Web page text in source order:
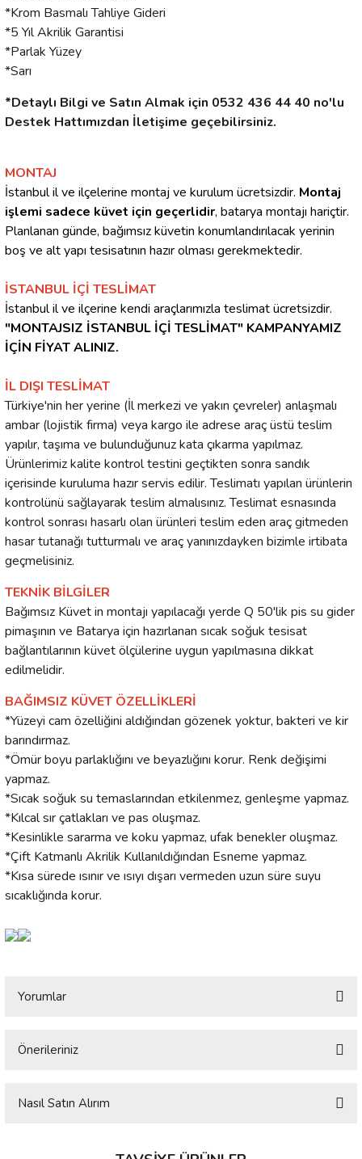
*Krom Basmalı Tahliye Gideri
*5 Yıl Akrilik Garantisi
*Parlak Yüzey
*Sarı
*Detaylı Bilgi ve Satın Almak için 0532 436 44 40 no'lu
Destek Hattımızdan İletişime geçebilirsiniz.
MONTAJ
İstanbul il ve ilçelerine montaj ve kurulum ücretsizdir. Montaj
işlemi sadece küvet için geçerlidir, batarya montajı hariçtir.
Planlanan günde, bağımsız küvetin konumlandırılacak yerinin
boş ve alt yapı tesisatının hazır olması gerekmektedir.
İSTANBUL İÇİ TESLİMAT
İstanbul il ve ilçerine kendi araçlarımızla teslimat ücretsizdir.
"MONTAJSIZ İSTANBUL İÇİ TESLİMAT" KAMPANYAMIZ
İÇİN FİYAT ALINIZ.
İL DIŞI TESLİMAT
Türkiye'nin her yerine (İl merkezi ve yakın çevreler) anlaşmalı
ambar (lojistik firma) veya kargo ile adrese araç üstü teslim
yapılır, taşıma ve bulunduğunuz kata çıkarma yapılmaz.
Ürünlerimiz kalite kontrol testini geçtikten sonra sandık
içerisinde kuruluma hazır servis edilir. Teslimatı yapılan ürünlerin
kontrolünü sağlayarak teslim almalısınız. Teslimat esnasında
kontrol sonrası hasarlı olan ürünleri teslim eden araç gitmeden
hasar tutanağı tutturmalı ve araç yanınızdayken bizimle irtibata
geçmelisiniz.
TEKNİK BİLGİLER
Bağımsız Küvet in montajı yapılacağı yerde Q 50'lik pis su gider
pimaşının ve Batarya için hazırlanan sıcak soğuk tesisat
bağlantılarının küvet ölçülerine uygun yapılmasına dikkat
edilmelidir.
BAĞIMSIZ KÜVET ÖZELLİKLERİ
*Yüzeyi cam özelliğini aldığından gözenek yoktur, bakteri ve kir
barındırmaz.
*Ömür boyu parlaklığını ve beyazlığını korur. Renk değişimi
yapmaz.
*Sıcak soğuk su temaslarından etkilenmez, genleşme yapmaz.
*Kılcal sır çatlakları ve pas oluşmaz.
*Kesinlikle sararma ve koku yapmaz, ufak benekler oluşmaz.
*Çift Katmanlı Akrilik Kullanıldığından Esneme yapmaz.
*Kısa sürede ısınır ve ısıyı dışarı vermeden uzun süre suyu
sıcaklığında korur.
Yorumlar
Önerileriniz
yetersiz gördüğünüz noktaları öneri formunu kullanarak tarafımıza
Nasıl Satın Alırım